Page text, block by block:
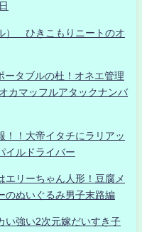
） ひきこもりニートのオ
ータブルの杜！オネエ管理
カマッフルアタックナンバ
！！大帝イタチにラリアッ
イルドライバー
リーちゃん人形！豆腐メ
のぬいぐるみ男子末路編
い強い2次元嫁だいすき子